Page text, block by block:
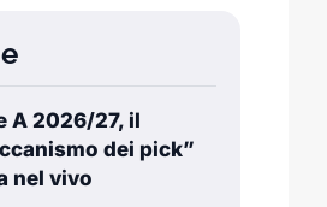
A 2026/27, il
dei pick”
nel vivo